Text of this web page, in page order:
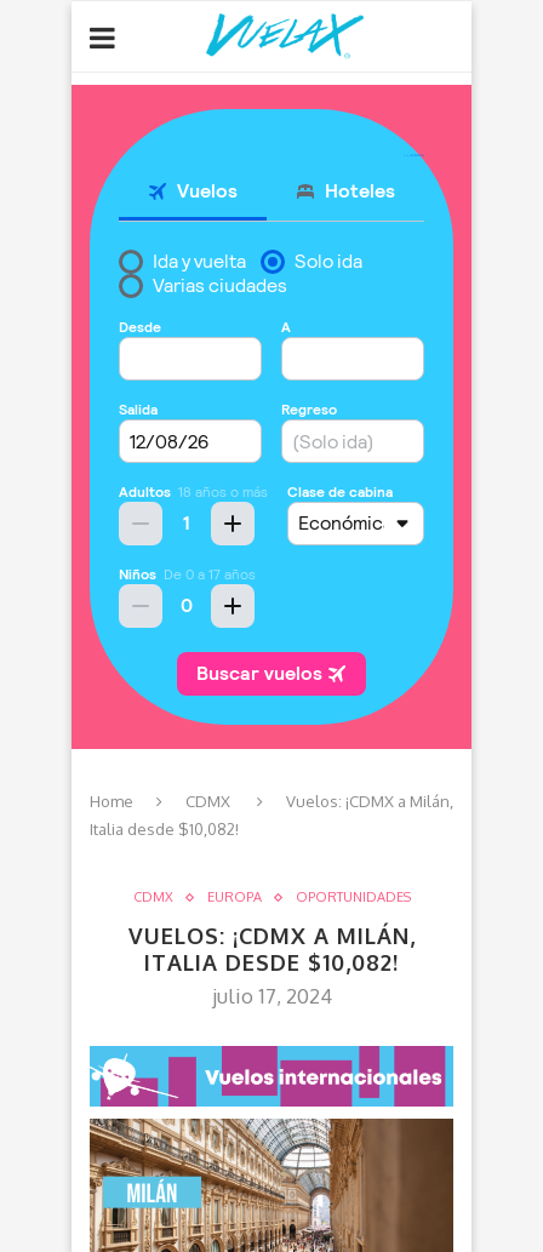
Home CDMX
Vuelos: ¡CDMX a Milán,
Italia desde $10,082!
CDMX EUROPA OPORTUNIDADES
VUELOS: ¡CDMX A MILÁN,
ITALIA DESDE $10,082!
julio 17, 2024